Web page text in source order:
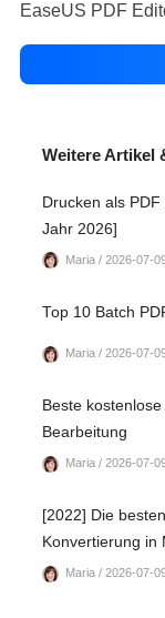
EaseUS PDF
Weitere Artikel
Drucken als
Jahr 2026]
Maria / 2026-07-
Top 10 Batch
Maria / 2026-07-
Beste
Bearbeitung
Maria / 2026-07-
[2022] Die
Konvertierung in
Maria / 2026-07-